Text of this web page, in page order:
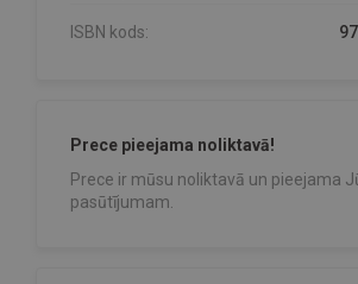
ISBN kods:
Prece pieejama noliktavā!
Prece ir mūsu noliktavā un pieejama
pasūtījumam.